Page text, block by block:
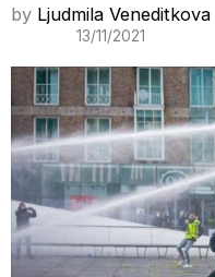
by Ljudmila Veneditkova
13/11/2021